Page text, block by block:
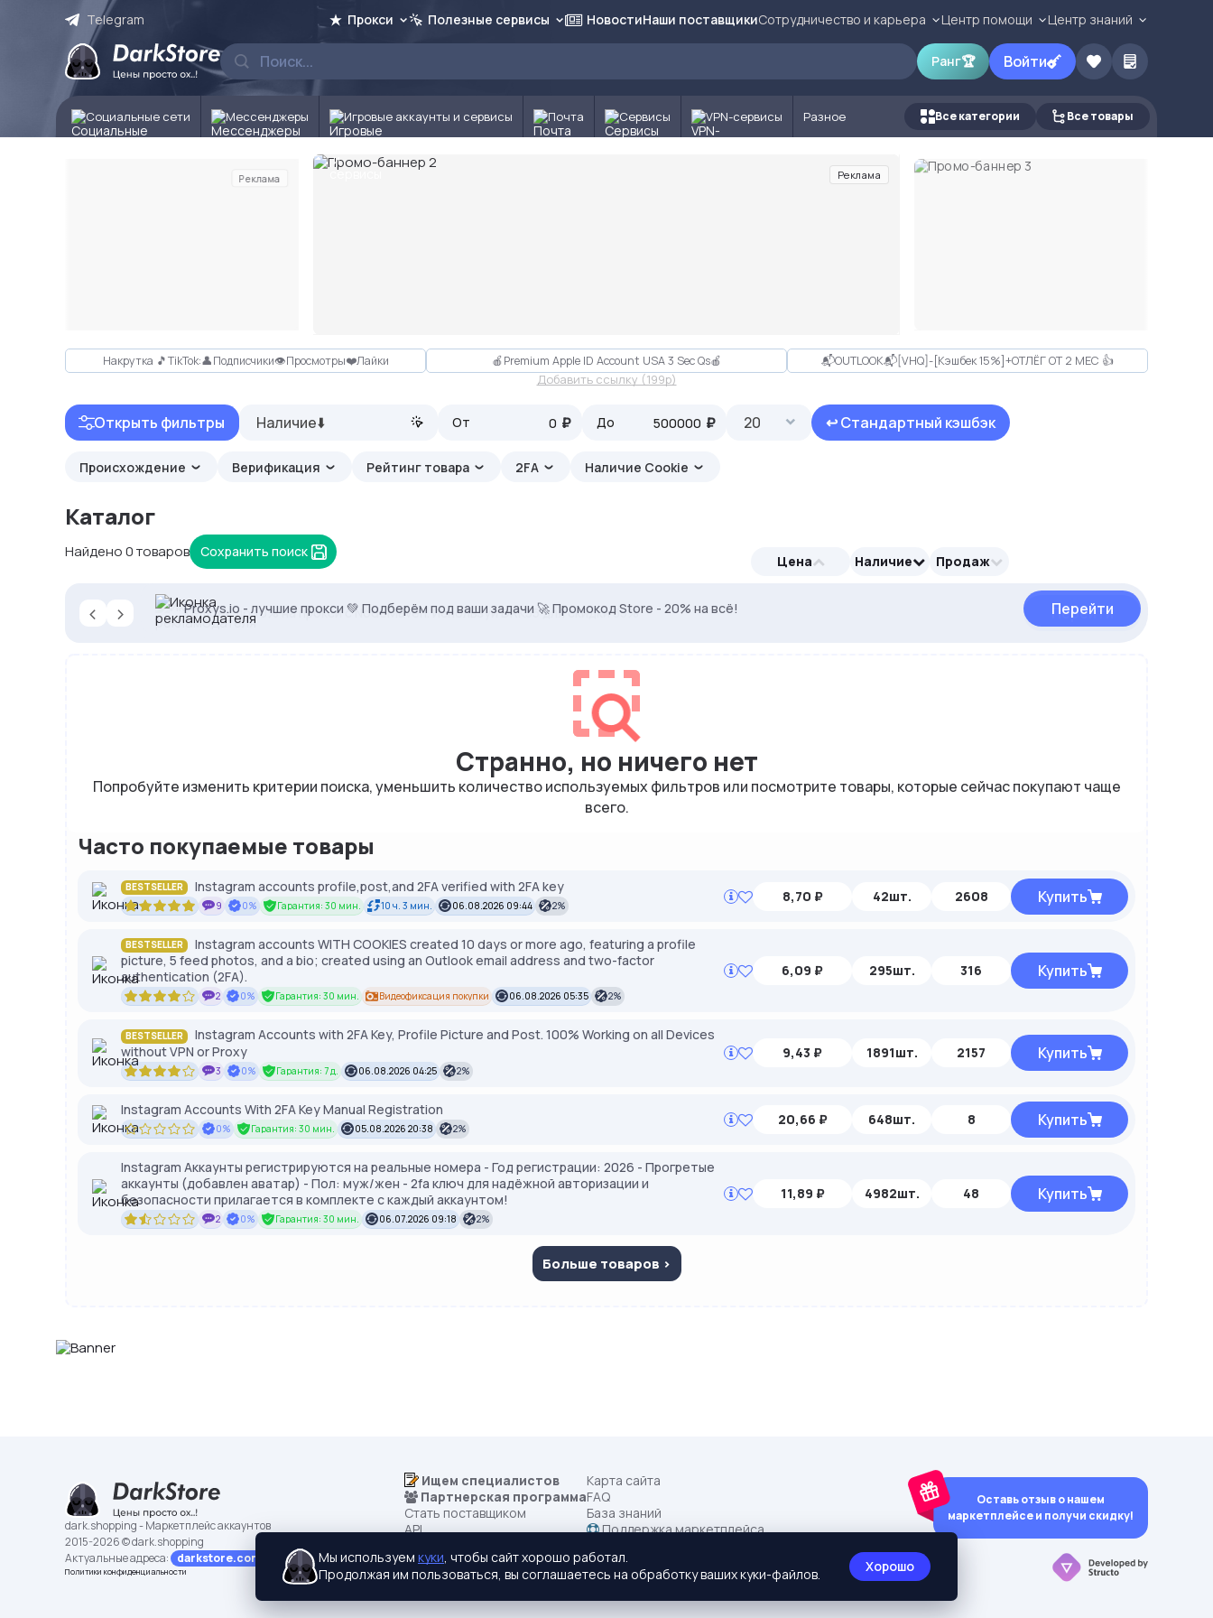
Telegram Прокси Полезные сервисы НовостиНаши поставщикиСотрудничество и карьера Центр помощи Центр знаний
Ранг🏆 Войти
Социальные сети Мессенджеры Игровые аккаунты и сервисы Почта Сервисы VPN-сервисы Разное Все категории Все товары
Реклама Реклама
Накрутка 🎵TikTok:👤Подписчики👁Просмотры❤️Лайки 🍎Premium Apple ID Account USA 3 Sec Qs🍎 📬OUTLOOK📬[VHQ]-[Кэшбек 15%]+ОТЛЁГ ОТ 2 МЕС 👍
Добавить ссылку (199p)
Открыть фильтры Наличие⬇️ От ₽ До ₽ 20 ↩ Стандартный кэшбэк
Происхождение Верификация Рейтинг товара 2FA Наличие Cookie
Каталог
Найдено 0 товаров Сохранить поиск
Цена Наличие Продаж
‹ › Proxys.io - лучшие прокси 💚 Подберём под ваши задачи 🚀 Промокод Store - 20% на всё! Перейти
Кешбек до 10% на прокси с NodeMaven. Используй DRK35 для скидки 35% Перейти
Странно, но ничего нет
Попробуйте изменить критерии поиска, уменьшить количество используемых фильтров или посмотрите товары, которые сейчас покупают чаще
всего.
Часто покупаемые товары
BESTSELLER Instagram accounts profile,post,and 2FA verified with 2FA key
9 0% Гарантия: 30 мин. 10 ч. 3 мин. 06.08.2026 09:44 2%
8,70 ₽ 42шт. 2608 Купить
BESTSELLER
Instagram accounts WITH COOKIES created 10 days or more ago, featuring a profile
picture, 5 feed photos, and a bio; created using an Outlook email address and two-factor
authentication (2FA).
2 0% Гарантия: 30 мин. Видеофиксация покупки 06.08.2026 05:35 2%
6,09 ₽ 295шт. 316 Купить
BESTSELLER
Instagram Accounts with 2FA Key, Profile Picture and Post. 100% Working on all Devices
without VPN or Proxy
3 0% Гарантия: 7 д. 06.08.2026 04:25 2%
9,43 ₽ 1891шт. 2157 Купить
Instagram Accounts With 2FA Key Manual Registration
0% Гарантия: 30 мин. 05.08.2026 20:38 2%
20,66 ₽ 648шт. 8 Купить
Instagram Аккаунты регистрируются на реальные номера - Год регистрации: 2026 - Прогретые
аккаунты (добавлен аватар) - Пол: муж/жен - 2fa ключ для надёжной авторизации и
безопасности прилагается в комплекте с каждый аккаунтом!
2 0% Гарантия: 30 мин. 06.07.2026 09:18 2%
11,89 ₽ 4982шт. 48 Купить
Больше товаров >
dark.shopping - Маркетплейс аккаунтов
2015-2026 © dark.shopping
Актуальные адреса:
darkstore.contact
Политики конфиденциальности
Ищем специалистов
Партнерская программа
Стать поставщиком
API
Купить рекламу
Лучшее предложение
Карта сайта
FAQ
База знаний
Поддержка маркетплейса
🪲 Сообщить об ошибке (Bug Bounty)
Оставь отзыв о нашем
маркетплейсе и получи скидку!
Мы используем куки, чтобы сайт хорошо работал.
Продолжая им пользоваться, вы соглашаетесь на обработку ваших куки-файлов.
Хорошо